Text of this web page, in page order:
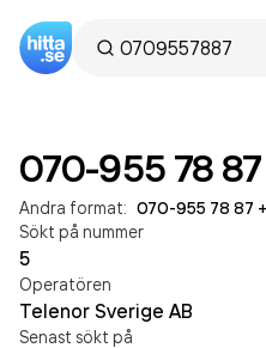
070-955 78 87
Andra format: 070-955 78 87
Sökt på nummer
5
Operatören
Telenor Sverige AB
Senast sökt på